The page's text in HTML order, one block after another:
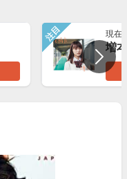
注目 現在
増